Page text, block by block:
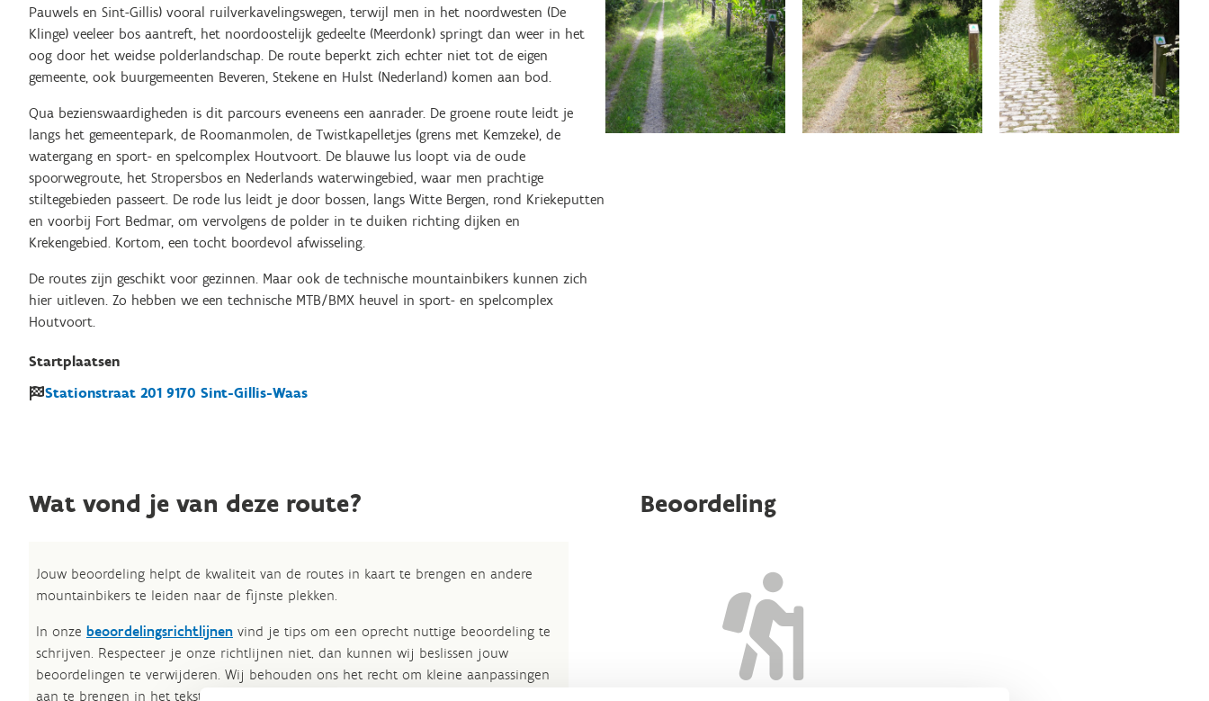
Pauwels en Sint-Gillis) vooral ruilverkavelingswegen, terwijl men in het noordwesten (De
Klinge) veeleer bos aantreft, het noordoostelijk gedeelte (Meerdonk) springt dan weer in het
oog door het weidse polderlandschap. De route beperkt zich echter niet tot de eigen
gemeente, ook buurgemeenten Beveren, Stekene en Hulst (Nederland) komen aan bod.
Qua bezienswaardigheden is dit parcours eveneens een aanrader. De groene route leidt je
langs het gemeentepark, de Roomanmolen, de Twistkapelletjes (grens met Kemzeke), de
watergang en sport- en spelcomplex Houtvoort. De blauwe lus loopt via de oude
spoorwegroute, het Stropersbos en Nederlands waterwingebied, waar men prachtige
stiltegebieden passeert. De rode lus leidt je door bossen, langs Witte Bergen, rond Kriekeputten
en voorbij Fort Bedmar, om vervolgens de polder in te duiken richting dijken en
Krekengebied. Kortom, een tocht boordevol afwisseling.
De routes zijn geschikt voor gezinnen. Maar ook de technische mountainbikers kunnen zich
hier uitleven. Zo hebben we een technische MTB/BMX heuvel in sport- en spelcomplex
Houtvoort.
Startplaatsen
Stationstraat 201 9170 Sint-Gillis-Waas
Wat vond je van deze route?
Jouw beoordeling helpt de kwaliteit van de routes in kaart te brengen en andere
mountainbikers te leiden naar de fijnste plekken.
In onze beoordelingsrichtlijnen vind je tips om een oprecht nuttige beoordeling te
schrijven. Respecteer je onze richtlijnen niet, dan kunnen wij beslissen jouw
beoordelingen te verwijderen. Wij behouden ons het recht om kleine aanpassingen
aan te brengen in het tekstgedeelte van jouw evaluatie zonder de feitelijke inhoud
Beoordeling